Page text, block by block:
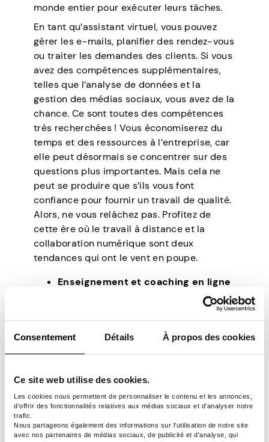
Consentement Détails À propos des cookies
Ce site web utilise des cookies.
Les cookies nous permettent de personnaliser le contenu et les annonces,
d'offrir des fonctionnalités relatives aux médias sociaux et d'analyser notre
trafic.
Nous partageons également des informations sur l'utilisation de notre site
avec nos partenaires de médias sociaux, de publicité et d'analyse, qui
monde entier pour exécuter leurs tâches.
En tant qu’assistant virtuel, vous pouvez
gérer les e-mails, planifier des rendez-vous
ou traiter les demandes des clients. Si vous
avez des compétences supplémentaires,
telles que l’analyse de données et la
gestion des médias sociaux, vous avez de la
chance. Ce sont toutes des compétences
très recherchées ! Vous économiserez du
temps et des ressources à l’entreprise, car
elle peut désormais se concentrer sur des
questions plus importantes. Mais cela ne
peut se produire que s’ils vous font
confiance pour fournir un travail de qualité.
Alors, ne vous relâchez pas. Profitez de
cette ère où le travail à distance et la
collaboration numérique sont deux
tendances qui ont le vent en poupe.
Enseignement et coaching en ligne
Si vous êtes un éducateur né, vous pouvez
facilement monétiser vos compétences. Il
existe de nombreuses plateformes où vous
vous savez. Êtes-vous un as des
mathématiques, un excellent cuisinier ou un
maître en couture ? Internet est le meilleur
endroit pour diffuser vos connaissances.